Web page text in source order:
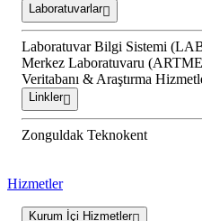
Laboratuvarlar
Laboratuvar Bilgi Sistemi
Merkez Laboratuvaru
Veritabanı & Araştırma
Linkler
Zonguldak Teknokent
Hizmetler
Kurum İçi Hizmetler